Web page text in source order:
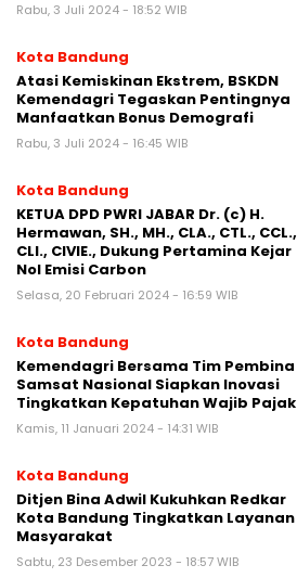
Rabu, 3 Juli 2024 - 18:52 WIB
Kota Bandung
Atasi Kemiskinan Ekstrem, BSKDN
Kemendagri Tegaskan Pentingnya
Manfaatkan Bonus Demografi
Rabu, 3 Juli 2024 - 16:45 WIB
Kota Bandung
KETUA DPD PWRI JABAR Dr. (c) H.
Hermawan, SH., MH., CLA., CTL., CCL.,
CLI., CIVIE., Dukung Pertamina Kejar
Nol Emisi Carbon
Selasa, 20 Februari 2024 - 16:59 WIB
Kota Bandung
Kemendagri Bersama Tim Pembina
Samsat Nasional Siapkan Inovasi
Tingkatkan Kepatuhan Wajib Pajak
Kamis, 11 Januari 2024 - 14:31 WIB
Kota Bandung
Ditjen Bina Adwil Kukuhkan Redkar
Kota Bandung Tingkatkan Layanan
Masyarakat
Sabtu, 23 Desember 2023 - 18:57 WIB